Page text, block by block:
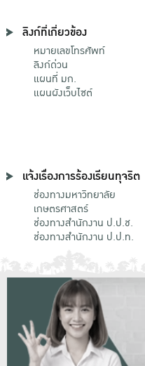
ลิงก์ที่เกี่ยวข้อง
หมายเลขโทรศัพท์
ลิงก์ด่วน
แผนที่ มก.
แผนผังเว็บไซต์
แจ้งเรื่องการร้องเรียนทุจริต
ช่องทางมหาวิทยาลัย
เกษตรศาสตร์
ช่องทางสำนักงาน ป.ป.ช.
ช่องทางสำนักงาน ป.ป.ท.